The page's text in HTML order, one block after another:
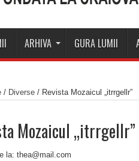
ARHIVA GURA LUMII
/ Diverse / Revista Mozaicul „itrrgellr”
Mozaicul „itrrgellr”
la: thea@mail.com